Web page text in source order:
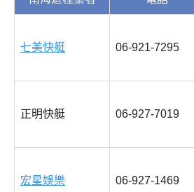
七美快艇 06-921-7295
正明快艇 06-927-7019
宏星娛樂 06-927-1469